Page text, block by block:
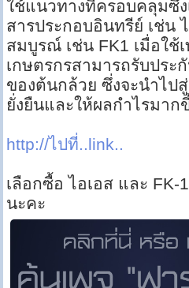
ใช้แนวทางที่ครอบคลุมซึ่ง
สารประกอบอินทรีย์ เช่น
สมบูรณ์ เช่น FK1 เมื่อใช้
เกษตรกรสามารถรับปร
ของต้นกล้วย ซึ่งจะนำไป
ยั่งยืนและให้ผลกำไรมาก
http://ไปที่..link..
เลือกซื้อ ไอเอส และ FK-
นะคะ